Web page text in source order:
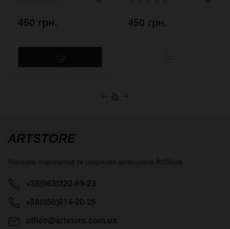
450 грн. 450 грн.
← →
ARTSTORE